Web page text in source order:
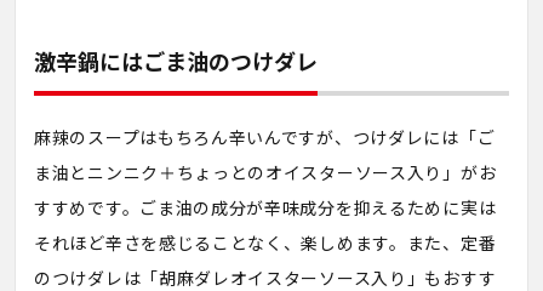
激辛鍋にはごま油のつけダレ
麻辣のスープはもちろん辛いんですが、つけダレには「ご
ま油とニンニク＋ちょっとのオイスターソース入り」がお
すすめです。ごま油の成分が辛味成分を抑えるために実は
それほど辛さを感じることなく、楽しめます。また、定番
のつけダレは「胡麻ダレオイスターソース入り」もおすす